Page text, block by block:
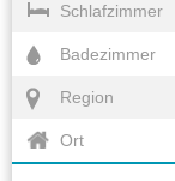
Schlafzimmer
Badezimmer
Region
Ort